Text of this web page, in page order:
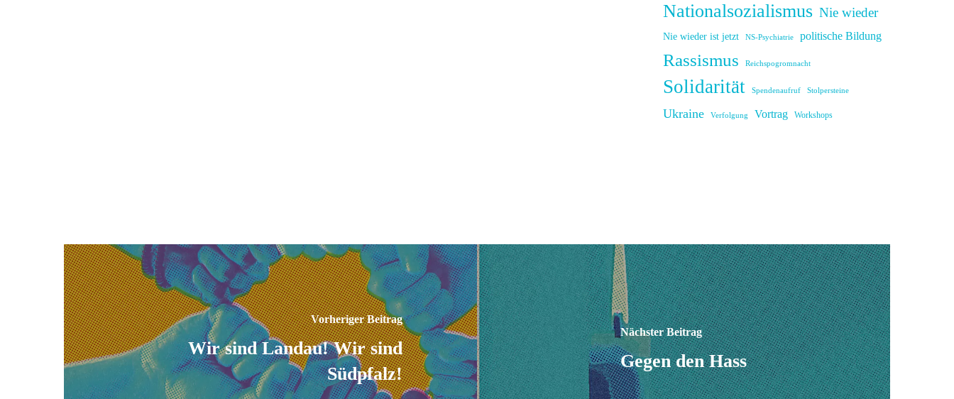
Nationalsozialismus Nie wieder
Nie wieder ist jetzt NS-Psychiatrie politische Bildung
Rassismus Reichspogromnacht
Solidarität Spendenaufruf Stolpersteine
Ukraine Verfolgung Vortrag Workshops
Vorheriger Beitrag
Wir sind Landau! Wir sind
Südpfalz!
Nächster Beitrag
Gegen den Hass